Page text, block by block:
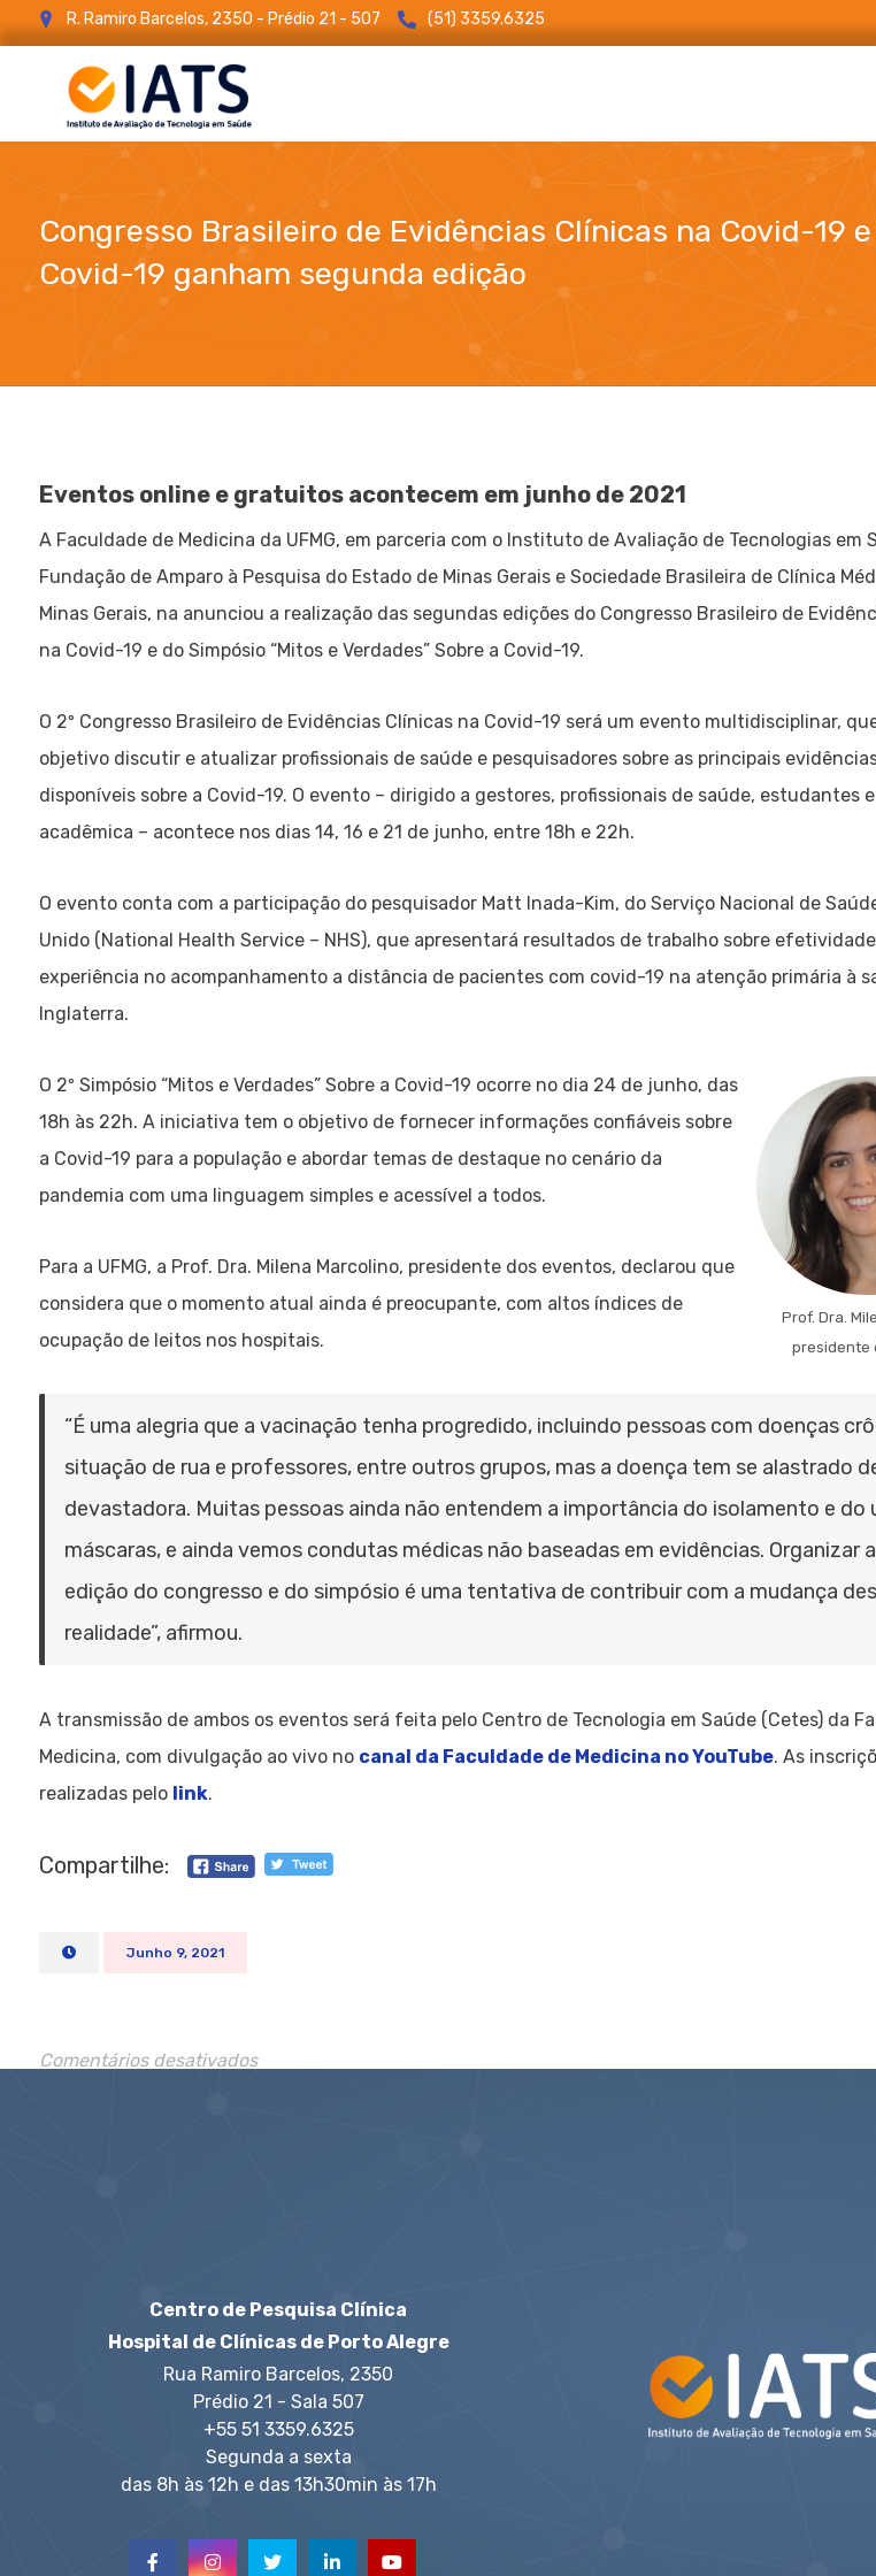
R. Ramiro Barcelos, 2350 - Prédio 21 - 507 (51) 3359.6325
Congresso Brasileiro de Evidências Clínicas na Covid-19
Covid-19 ganham segunda edição
Congresso Brasileiro de Evidências Clínicas na Covid-19 e
Eventos online e gratuitos acontecem em junho de 2021
A Faculdade de Medicina da UFMG, em parceria com o Instituto de Avaliação de Tecnologias em
Fundação de Amparo à Pesquisa do Estado de Minas Gerais e Sociedade Brasileira de Clínica
Minas Gerais, na anunciou a realização das segundas edições do Congresso Brasileiro de
na Covid-19 e do Simpósio “Mitos e Verdades” Sobre a Covid-19.
O 2º Congresso Brasileiro de Evidências Clínicas na Covid-19 será um evento multidisciplinar,
objetivo discutir e atualizar profissionais de saúde e pesquisadores sobre as principais
disponíveis sobre a Covid-19. O evento – dirigido a gestores, profissionais de saúde, estudantes
acadêmica – acontece nos dias 14, 16 e 21 de junho, entre 18h e 22h.
O evento conta com a participação do pesquisador Matt Inada-Kim, do Serviço Nacional de
Unido (National Health Service – NHS), que apresentará resultados de trabalho sobre
experiência no acompanhamento a distância de pacientes com covid-19 na atenção primária à
Inglaterra.
Prof. Dra.
presidente
O 2º Simpósio “Mitos e Verdades” Sobre a Covid-19 ocorre no dia 24 de junho, das
18h às 22h. A iniciativa tem o objetivo de fornecer informações confiáveis sobre
a Covid-19 para a população e abordar temas de destaque no cenário da
pandemia com uma linguagem simples e acessível a todos.
Para a UFMG, a Prof. Dra. Milena Marcolino, presidente dos eventos, declarou que
considera que o momento atual ainda é preocupante, com altos índices de
ocupação de leitos nos hospitais.
“É uma alegria que a vacinação tenha progredido, incluindo pessoas com doenças
situação de rua e professores, entre outros grupos, mas a doença tem se alastrado
devastadora. Muitas pessoas ainda não entendem a importância do isolamento e do
máscaras, e ainda vemos condutas médicas não baseadas em evidências. Organizar
edição do congresso e do simpósio é uma tentativa de contribuir com a mudança
realidade”, afirmou.
A transmissão de ambos os eventos será feita pelo Centro de Tecnologia em Saúde (Cetes) da
Medicina, com divulgação ao vivo no canal da Faculdade de Medicina no YouTube. As
realizadas pelo link.
Compartilhe:
Junho 9, 2021
Comentários desativados
Centro de Pesquisa Clínica
Hospital de Clínicas de Porto Alegre
Rua Ramiro Barcelos, 2350
Prédio 21 - Sala 507
+55 51 3359.6325
Segunda a sexta
das 8h às 12h e das 13h30min às 17h